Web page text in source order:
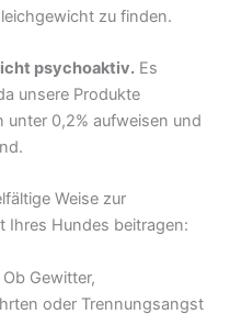
zu finden.
psychoaktiv. Es
unsere Produkte
0,2% aufweisen und
Weise zur
Ihres Hundes beitragen:
Gewitter,
oder Trennungsangst